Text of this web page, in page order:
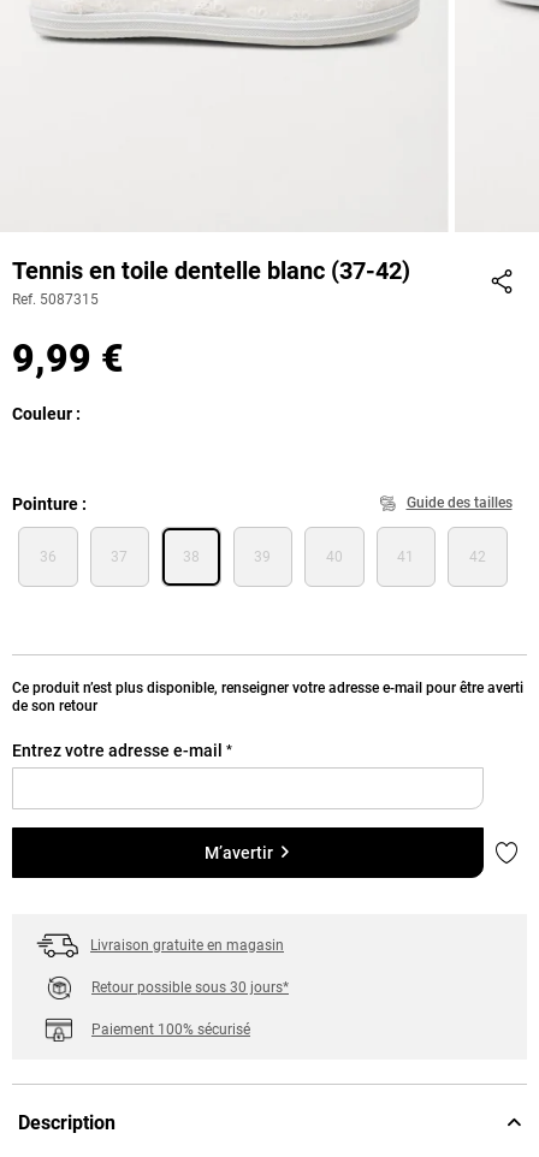
Tennis en toile dentelle blanc (37-42)
Ref. 5087315
9,99 €
Couleur
Pointure Guide des tailles
36 37 38 39 40 41 42
Ce produit n’est plus disponible, renseigner votre adresse e-mail pour être averti
de son retour
Entrez votre adresse e-mail *
M’avertir
Livraison gratuite en magasin
Retour possible sous 30 jours*
Paiement 100% sécurisé
Description